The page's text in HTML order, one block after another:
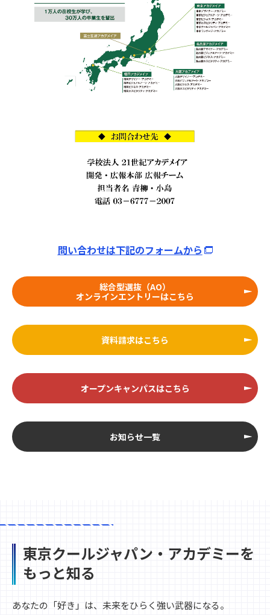
問い合わせは下記のフォームから
総合型選抜（AO）
オンラインエントリーはこちら
資料請求はこちら
オープンキャンパスはこちら
お知らせ一覧
東京クールジャパン・アカデミーを
もっと知る
あなたの「好き」は、未来をひらく強い武器になる。